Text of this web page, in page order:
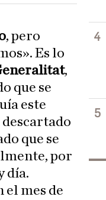
, pero
Es lo
,
que se
este
descartado
que se
por
día.
el mes de